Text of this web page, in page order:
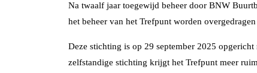
Na twaalf jaar toegewijd beheer door BNW
het beheer van het Trefpunt worden
Deze stichting is op 29 september 2025
zelfstandige stichting krijgt het Trefpunt meer